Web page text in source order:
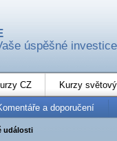
úspěšné investice
CZ Kurzy
a doporučení
události